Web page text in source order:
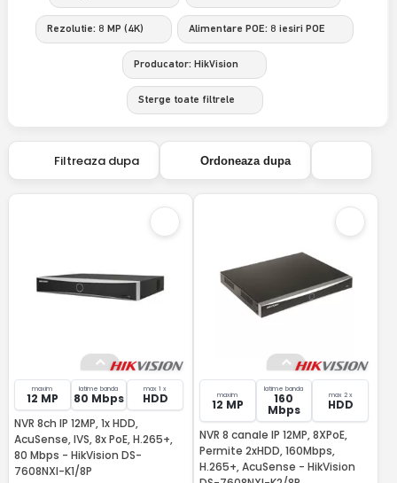
Rezolutie: 8 MP (4K) Alimentare POE: 8 iesiri POE
Producator: HikVision
Sterge toate filtrele
Filtreaza dupa Ordoneaza dupa
maxim
12 MP
latime banda
80 Mbps
max 1 x
HDD
NVR 8ch IP 12MP, 1x HDD,
AcuSense, IVS, 8x PoE, H.265+,
80 Mbps - HikVision DS-
7608NXI-K1/8P
maxim
12 MP
latime banda
160
Mbps
max 2 x
HDD
NVR 8 canale IP 12MP, 8XPoE,
Permite 2xHDD, 160Mbps,
H.265+, AcuSense - HikVision